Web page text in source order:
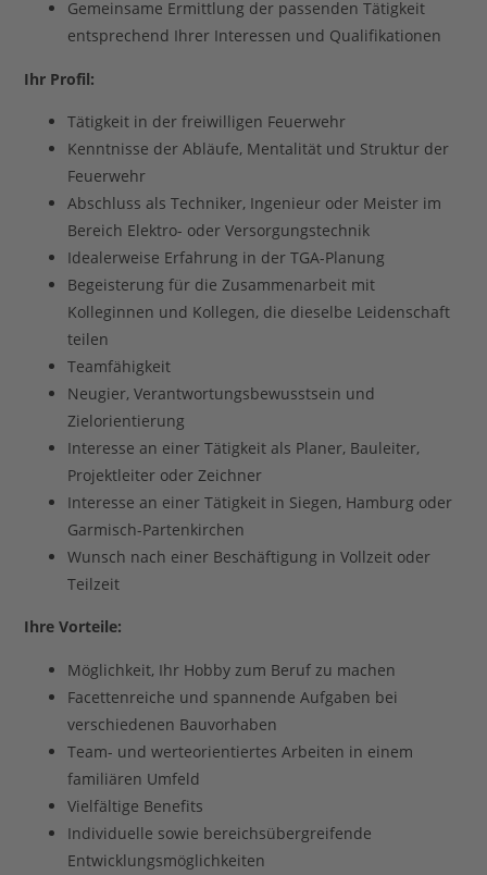
Gemeinsame Ermittlung der passenden Tätigkeit
entsprechend Ihrer Interessen und Qualifikationen
Ihr Profil:
Tätigkeit in der freiwilligen Feuerwehr
Kenntnisse der Abläufe, Mentalität und Struktur der
Feuerwehr
Abschluss als Techniker, Ingenieur oder Meister im
Bereich Elektro- oder Versorgungstechnik
Idealerweise Erfahrung in der TGA-Planung
Begeisterung für die Zusammenarbeit mit
Kolleginnen und Kollegen, die dieselbe Leidenschaft
teilen
Teamfähigkeit
Neugier, Verantwortungsbewusstsein und
Zielorientierung
Interesse an einer Tätigkeit als Planer, Bauleiter,
Projektleiter oder Zeichner
Interesse an einer Tätigkeit in Siegen, Hamburg oder
Garmisch-Partenkirchen
Wunsch nach einer Beschäftigung in Vollzeit oder
Teilzeit
Ihre Vorteile:
Möglichkeit, Ihr Hobby zum Beruf zu machen
Facettenreiche und spannende Aufgaben bei
verschiedenen Bauvorhaben
Team- und werteorientiertes Arbeiten in einem
familiären Umfeld
Vielfältige Benefits
Individuelle sowie bereichsübergreifende
Entwicklungsmöglichkeiten